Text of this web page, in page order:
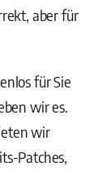
aber für
für Sie
wir es.
wir
Patches,